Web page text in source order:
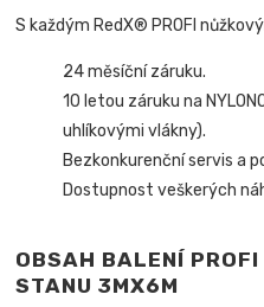
S každým RedX® PROFI
24 měsíční záruku.
10 letou záruku na
uhlíkovými vlákny).
Bezkonkurenční servis a
Dostupnost veškerých
OBSAH BALENÍ
STANU 3MX6M